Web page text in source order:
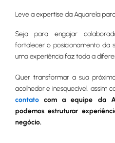
Leve a expertise da Aquarela
Seja para engajar
fortalecer o posicionamento da
uma experiência faz toda a
Quer transformar a sua
acolhedor e inesquecível, assim
contatocom a equipe da
podemos estruturar
negócio.